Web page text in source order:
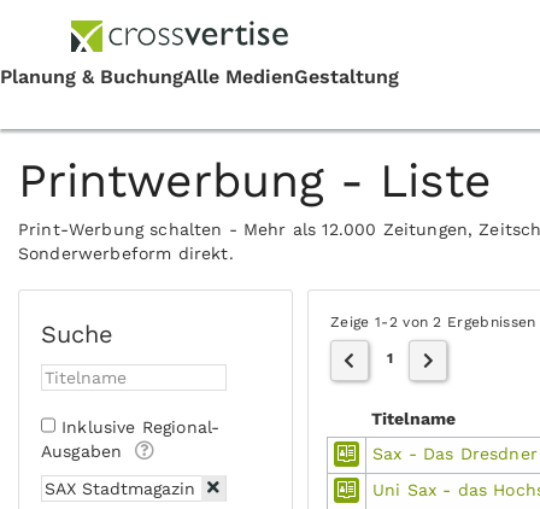
Printwerbung - Liste
Print-Werbung schalten - Mehr als 12.000 Zeitungen,
Sonderwerbeform direkt.
Suche
Inklusive Regional-
Ausgaben
Zeige 1-2 von 2 Ergebnissen
1
Titelname
Sax - Das
Uni Sax - das